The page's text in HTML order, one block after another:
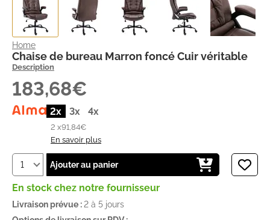
Home
Chaise de bureau Marron foncé Cuir véritable
Description
183,68€
2x 3x 4x
2 x91,84€
En savoir plus
Ajouter au panier
En stock chez notre fournisseur
Livraison prévue :2 à 5 jours